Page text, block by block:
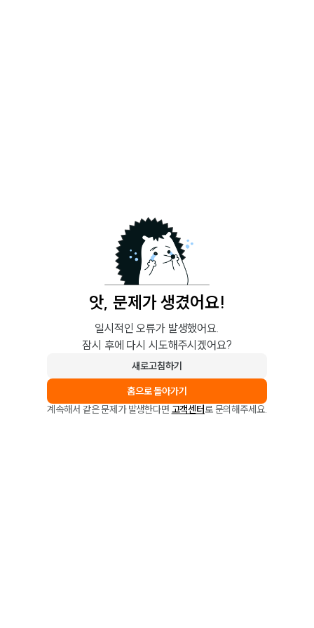
앗, 문제가 생겼어요!
일시적인 오류가 발생했어요.
잠시 후에 다시 시도해주시겠어요?
새로고침하기
홈으로 돌아가기
계속해서 같은 문제가 발생한다면 고객센터로 문의해주세요.